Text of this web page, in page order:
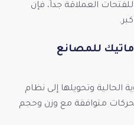
العملاقة جداً، فإن
للمصانع
الحالية وتحويلها إلى نظام
متوافقة مع وزن وحجم